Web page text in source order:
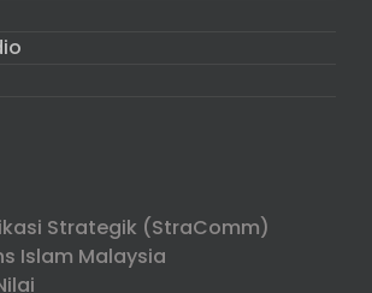
Strategik (StraComm)
Islam Malaysia